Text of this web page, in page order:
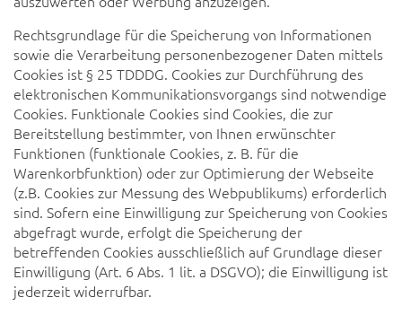
Rechtsgrundlage für die Speicherung von Informationen
sowie die Verarbeitung personenbezogener Daten mittels
Cookies ist § 25 TDDDG. Cookies zur Durchführung des
elektronischen Kommunikationsvorgangs sind notwendige
Cookies. Funktionale Cookies sind Cookies, die zur
Bereitstellung bestimmter, von Ihnen erwünschter
Funktionen (funktionale Cookies, z. B. für die
Warenkorbfunktion) oder zur Optimierung der Webseite
(z.B. Cookies zur Messung des Webpublikums) erforderlich
sind. Sofern eine Einwilligung zur Speicherung von Cookies
abgefragt wurde, erfolgt die Speicherung der
betreffenden Cookies ausschließlich auf Grundlage dieser
Einwilligung (Art. 6 Abs. 1 lit. a DSGVO); die Einwilligung ist
jederzeit widerrufbar.